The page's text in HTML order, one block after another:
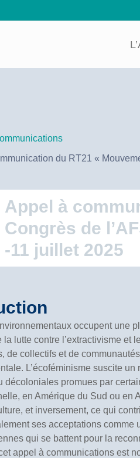
du RT21 «
Appel à
Congrès de
-11 juillet 2025
occupent une
la lutte contre l’extractivisme et
de collectifs et de
L’écoféminisme suscite
décoloniales promues par
en Amérique du Sud ou
et inversement, ce qui
ses acceptations comme
qui se battent pour la
appel à communications est